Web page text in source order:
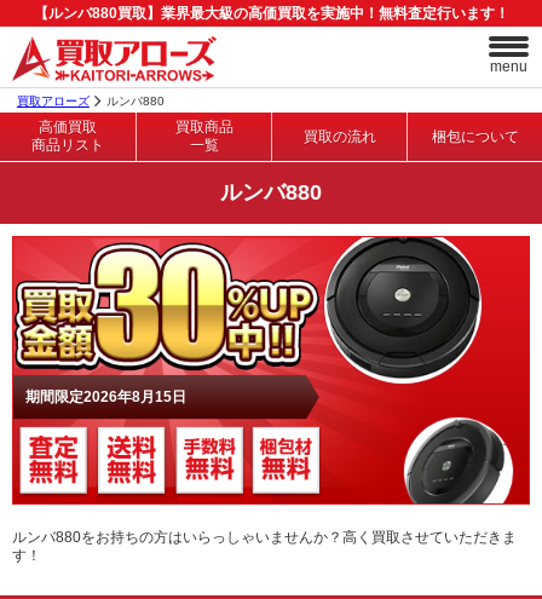
【ルンバ880買取】業界最大級の高価買取を実施中！無料査定行います！
menu
買取アローズ ルンバ880
高価買取
商品リスト
買取商品
一覧
買取の流れ 梱包について
ルンバ880
期間限定2026年8月15日
ルンバ880をお持ちの方はいらっしゃいませんか？高く買取させていただきま
す！